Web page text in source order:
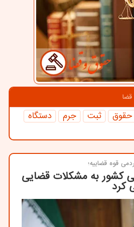
حقوق ثبت جرم
دستگاه
قوه قضاییه؛
کشور به مشکلات قضایی
کرد